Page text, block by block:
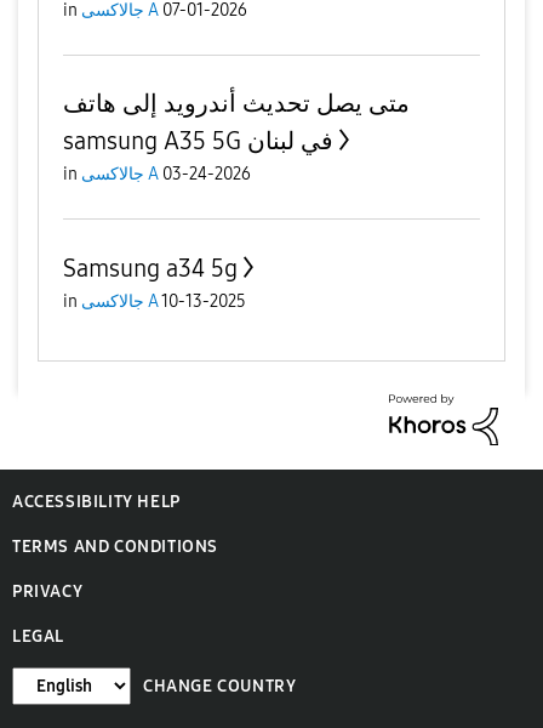
in جالاكسى A 07-01-2026
متى يصل تحديث أندرويد إلى هاتف
samsung A35 5G في لبنان
in جالاكسى A 03-24-2026
Samsung a34 5g
in جالاكسى A10-13-2025
ACCESSIBILITY HELP
TERMS AND CONDITIONS
PRIVACY
LEGAL
CHANGE COUNTRY